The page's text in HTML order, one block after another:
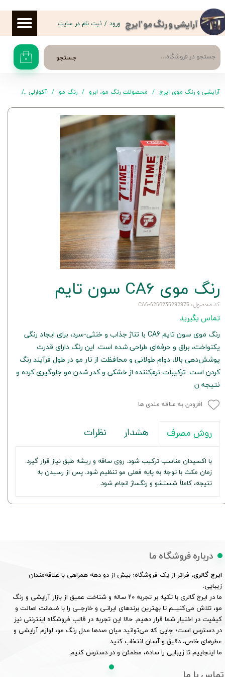
آرایشی و رنگ مو 'ایرج
جستجو ۰
ورود / ثبت نام در سایت
حساب کاربری من
تغییر گذر واژه
سفارشات
خروج از حساب کاربری
آرایشی و رنگ موی ایرج محصولات رنگ مو، ابرو رنگ مو آکوارلی
رنگ موی CA6 سون تایم
کد محصول: 6260235292975-CA6
تماس بگیرید
رنگ موی سون تایم CA6 با تناژ جذاب و خنثی-سرد، برای ایجاد رنگی
یکنواخت، براق و حرفه‌ای طراحی شده است. این رنگ دارای قدرت
پوشش‌دهی بالا، دوام طولانی و محافظت از تار مو در طول فرآیند رنگ
کردن است. ترکیبات نرم‌کننده از خشکی و کدر شدن مو جلوگیری کرده و
نتیجه ن
افزودن به علاقه مندی ها
روش مصرف هشدار نظرات
با اکسیدان مناسب ترکیب شود. روی ساقه و ریشه طبق نیاز قرار گیرد.
زمان مکث با توجه به پایه فعلی مو تنظیم شود. پس از رسیدن به
نتیجه، کاملاً شستشو و رنگساژ انجام شود.
درباره فروشگاه ما
ایرج گالری، فراتر از یک فروشگاه؛ بیش از دو دهه همراهی با علاقه‌مندان
زیبایی.
ما در ایرج گالری با تکیه بر تجربه ۲۰ ساله و شناخت عمیق از بازار آرایشی و رنگ
مو، تلاش می‌کنیــم تا بهترین برندهای ایرانـی و خارجــی را با ضـمانت اصالت و
کیفیت در اختیار شما قرار دهیم. حالا این تجربه در قالب فروشگاه اینترنتی نیز
در دسترس است؛ جایی که می‌توانید میان صدها مدل رنگ مو، لوازم آرایشی و
عطرهای خاص، دقیق و آسان انتخاب کنید.
ما اینجاییم تا زیبایی را ساده، مطمئن و در دسترس کنیم.